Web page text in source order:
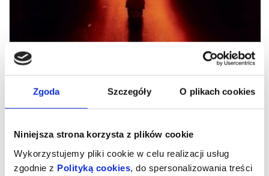
Zgoda Szczegóły O plikach cookies
Niniejsza strona korzysta z plików cookie
Wykorzystujemy pliki cookie w celu realizacji usług
zgodnie z Polityką cookies , do spersonalizowania treści